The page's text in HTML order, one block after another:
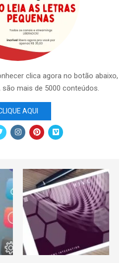
clica agora no botão abaixo,
mais de 5000 conteúdos.
AQUI